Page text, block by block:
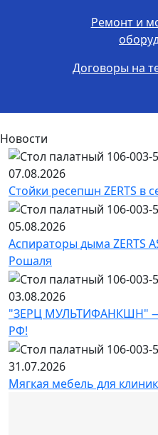
Ремонт и
Договоры на
Новости
07.08.2026
Стойки ресепшн ZERTS в
05.08.2026
Аспираторы дыма ZERTS
Рошаля
03.08.2026
"ЗЕРЦ МУЛЬТИФАНКШН" —
РФ!
31.07.2026
Мягкая мебель для клиник